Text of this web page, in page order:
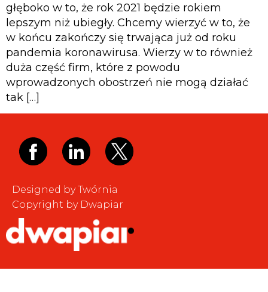
głęboko w to, że rok 2021 będzie rokiem
lepszym niż ubiegły. Chcemy wierzyć w to, że
w końcu zakończy się trwająca już od roku
pandemia koronawirusa. Wierzy w to również
duża część firm, które z powodu
wprowadzonych obostrzeń nie mogą działać
tak […]
Designed by Twórnia
Copyright by Dwapiar